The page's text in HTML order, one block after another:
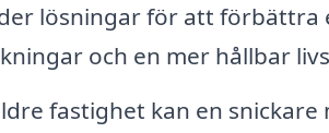
lösningar för att förbättra
och en mer hållbar
fastighet kan en